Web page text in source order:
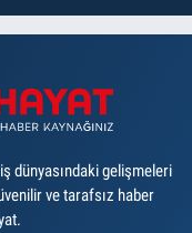
dünyasındaki gelişmeleri
ve tarafsız haber